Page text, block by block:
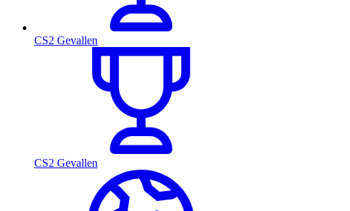
CS2 Gevallen
CS2 Gevallen